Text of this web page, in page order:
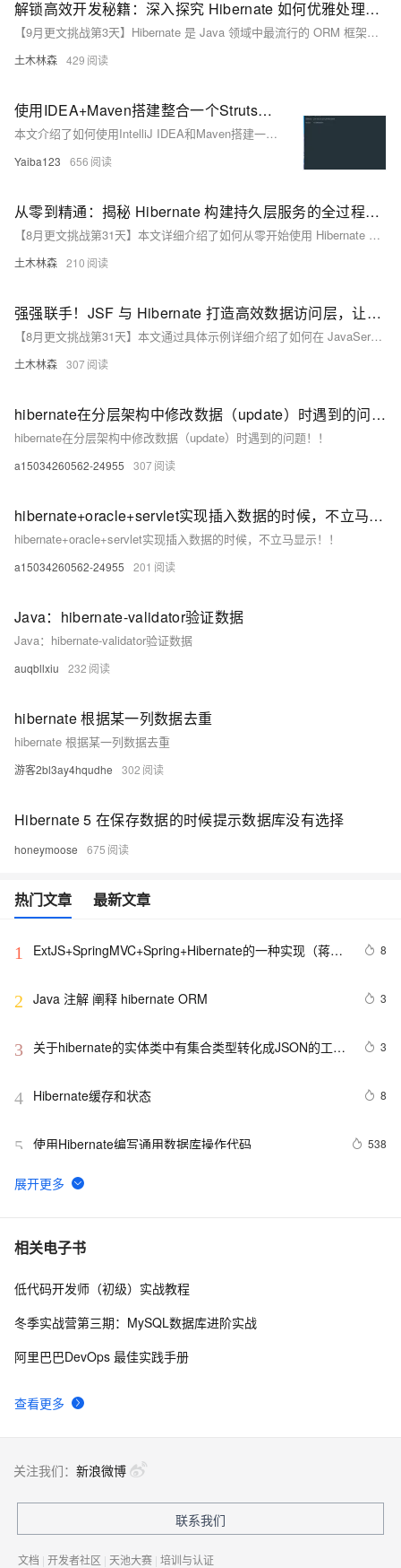
解锁高效开发秘籍：深入探究 Hibernate 如何优雅处理一对多与多对多关系，让数据映射再无烦恼！
【9月更文挑战第3天】Hibernate 是 Java 领域中最流行的 ORM 框架之一，广泛用于处理实体对象与数据库表之间的映射。尤其在处理复杂关系如一对多和多对多时，Hibernate 提供了丰富的 API 和配置选项。本文通过具体代码示例，展示如何使用 `@OneToMany`、`@JoinColumn`、`@ManyToMany` 和 `@JoinTable` 等注解优雅地实现这些关系，帮助开发者保持代码简洁的同时确保数据一致性。
土木林森 429
使用IDEA+Maven搭建整合一个Struts2+Spring4+Hibernate4项目，混合使用传统Xml与@注解，返回JSP视图或JSON数据，快来给你的SSH老项目翻新一下吧
本文介绍了如何使用IntelliJ IDEA和Maven搭建一个整合了Struts2、Spring4、Hibernate4的J2EE项目，并配置了项目目录结构、web.xml、welcome.jsp以及多个JSP页面，用于刷新和学习传统的SSH框架。
Yaiba123 656
从零到精通：揭秘 Hibernate 构建持久层服务的全过程，你离数据持久化大师还有多远？
【8月更文挑战第31天】本文详细介绍了如何从零开始使用 Hibernate 构建一个持久层服务。首先，通过在 Maven 项目中添加必要的依赖，确保项目具备使用 Hibernate 的条件。接着，配置 `hibernate.cfg.xml` 文件以连接 MySQL 数据库，并设置了基本属性。然后定义了一个简单的 `User` 实体类及其映射关系。此外，还创建了一个 `HibernateUtil` 工具类来管理 `SessionFactory`。
土木林森 210
强强联手！JSF 与 Hibernate 打造高效数据访问层，让你的应用如虎添翼，性能飙升！
【8月更文挑战第31天】本文通过具体示例详细介绍了如何在 JavaServer Faces (JSF) 应用程序中集成 Hibernate，实现数据访问层的最佳实践。首先，创建一个 JSF 项目并在 Eclipse 中配置支持 JSF 的服务器版本。接着，添加 JSF 和 Hibernate 依赖，并配置数据库连接池和 Hibernate 配置文件。然后，定义实体类 `User` 和 DAO 类 `UserDAO` 处理数据库操作。
土木林森 307
hibernate在分层架构中修改数据（update）时遇到的问题！！
hibernate在分层架构中修改数据（update）时遇到的问题！！
a15034260562-24955 307
hibernate+oracle+servlet实现插入数据的时候，不立马显示！！
hibernate+oracle+servlet实现插入数据的时候，不立马显示！！
a15034260562-24955 201
Java：hibernate-validator验证数据
Java：hibernate-validator验证数据
auqbllxiu 232
hibernate 根据某一列数据去重
hibernate 根据某一列数据去重
游客2bl3ay4hqudhe 302
Hibernate 5 在保存数据的时候提示数据库没有选择
honeymoose 675
热门文章 最新文章
1
ExtJS+SpringMVC+Spring+Hibernate的一种实现（蒋锋
8
2 Java 注解 阐释 hibernate ORM 3
3
关于hibernate的实体类中有集合类型转化成JSON的工具
3
4 Hibernate缓存和状态 8
5 使用Hibernate编写通用数据库操作代码 538
6 Spring3 整合 Hibernate4实现数据库操作(1)
7 Hibernate添加日志--log4j
8 Hibernate进行对象的增删改查
相关电子书
查看更多
低代码开发师（初级）实战教程
冬季实战营第三期：MySQL数据库进阶实战
阿里巴巴DevOps 最佳实践手册
关注我们： 新浪微博
联系我们
文档 | 开发者社区 | 天池大赛 | 培训与认证